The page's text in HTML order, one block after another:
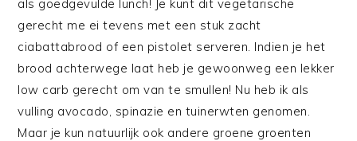
als goedgevulde lunch! Je kunt dit vegetarische
gerecht me ei tevens met een stuk zacht
ciabattabrood of een pistolet serveren. Indien je het
brood achterwege laat heb je gewoonweg een lekker
low carb gerecht om van te smullen! Nu heb ik als
vulling avocado, spinazie en tuinerwten genomen.
Maar je kun natuurlijk ook andere groene groenten